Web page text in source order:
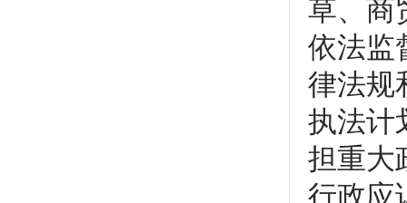
草、商
依法监
律法规
执法计
担重大
行政应